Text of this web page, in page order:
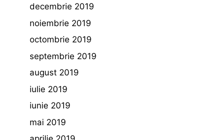
decembrie 2019
noiembrie 2019
octombrie 2019
septembrie 2019
august 2019
iulie 2019
iunie 2019
mai 2019